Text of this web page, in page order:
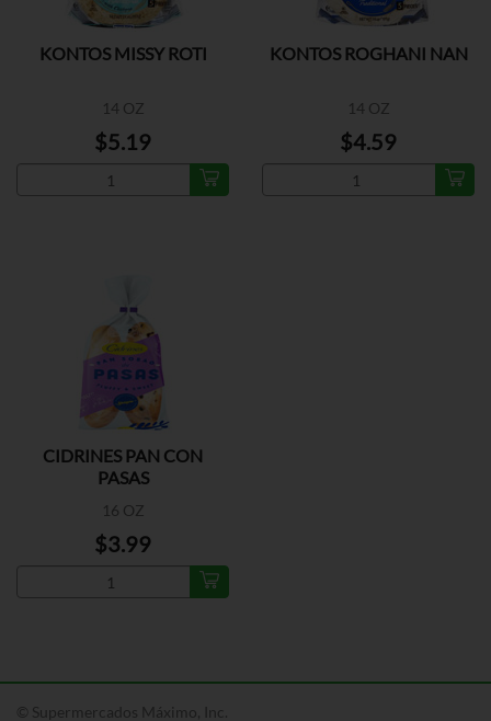
KONTOS MISSY ROTI
14 OZ
$5.19
KONTOS ROGHANI NAN
14 OZ
$4.59
CIDRINES PAN CON
PASAS
16 OZ
$3.99
© Supermercados Máximo, Inc.